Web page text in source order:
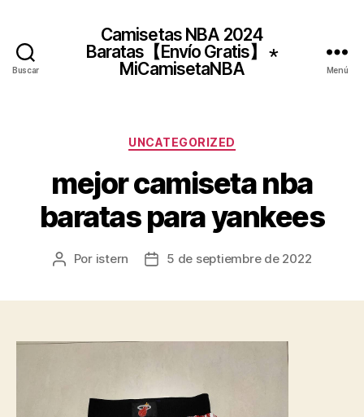
Buscar
Camisetas NBA 2024
Baratas【Envío Gratis】 ⋆
MiCamisetaNBA
Menú
Categorías
UNCATEGORIZED
mejor camiseta nba
baratas para yankees
Autor
Por istern
Fecha5 de septiembre de 2022